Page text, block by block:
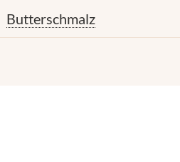
Butterschmalz